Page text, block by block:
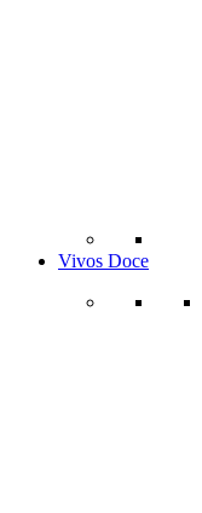
Vivos Doce